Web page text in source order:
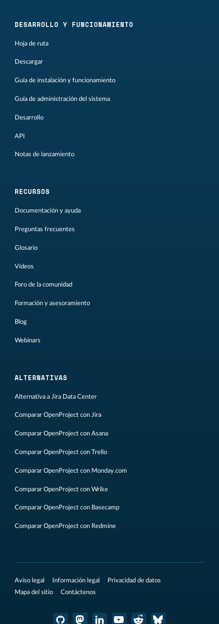
DESARROLLO Y FUNCIONAMIENTO
Hoja de ruta
Descargar
Guía de instalación y funcionamiento
Guía de administración del sistema
Desarrollo
API
Notas de lanzamiento
RECURSOS
Documentación y ayuda
Preguntas frecuentes
Glosario
Vídeos
Foro de la comunidad
Formación y asesoramiento
Blog
Webinars
ALTERNATIVAS
Alternativa a Jira Data Center
Comparar OpenProject con Jira
Comparar OpenProject con Asana
Comparar OpenProject con Trello
Comparar OpenProject con Monday.com
Comparar OpenProject con Wrike
Comparar OpenProject con Basecamp
Comparar OpenProject con Redmine
Aviso legal Información legal
Privacidad de datos
Mapa del sitio
Contáctenos